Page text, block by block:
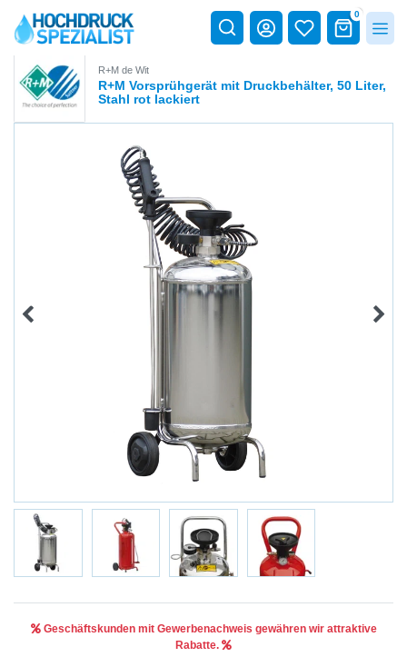
0
R+M de Wit
R+M Vorsprühgerät mit Druckbehälter, 50 Liter,
Stahl rot lackiert
Geschäftskunden mit Gewerbenachweis gewähren wir attraktive
Rabatte.